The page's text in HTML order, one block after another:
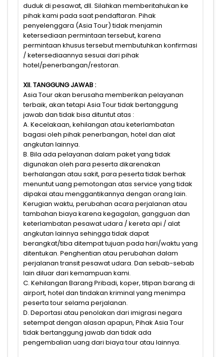
duduk di pesawat, dll. Silahkan memberitahukan ke
pihak kami pada saat pendaftaran. Pihak
penyelenggara (Asia Tour) tidak menjamin
ketersediaan permintaan tersebut, karena
permintaan khusus tersebut membutuhkan konfirmasi
/ ketersediaannya sesuai dari pihak
hotel/penerbangan/restoran.
XII. TANGGUNG JAWAB :
Asia Tour akan berusaha memberikan pelayanan
terbaik, akan tetapi Asia Tour tidak bertanggung
jawab dan tidak bisa dituntut atas :
A. Kecelakaan, kehilangan atau keterlambatan
bagasi oleh pihak penerbangan, hotel dan alat
angkutan lainnya.
B. Bila ada pelayanan dalam paket yang tidak
digunakan oleh para peserta dikarenakan
berhalangan atau sakit, para peserta tidak berhak
menuntut uang pemotongan atas service yang tidak
dipakai atau menggantikannya dengan orang lain.
Kerugian waktu, perubahan acara perjalanan atau
tambahan biaya karena kegagalan, gangguan dan
keterlambatan pesawat udara / kereta api / alat
angkutan lainnya sehingga tidak dapat
berangkat/tiba ditempat tujuan pada hari/waktu yang
ditentukan. Penghentian atau perubahan dalam
perjalanan transit pesawat udara. Dan sebab-sebab
lain diluar dari kemampuan kami.
C. Kehilangan Barang Pribadi, koper, titipan barang di
airport, hotel dan tindakan kriminal yang menimpa
peserta tour selama perjalanan.
D. Deportasi atau penolakan dari imigrasi negara
setempat dengan alasan apapun, Pihak Asia Tour
tidak bertanggung jawab dan tidak ada
pengembalian uang dari biaya tour atau lainnya.